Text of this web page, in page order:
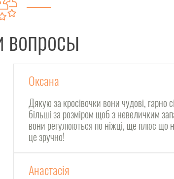
Оксана
Дякую за кросівочки вони чудові, гарно
більші за розміром щоб з невеличким
вони регулюються по ніжці, ще плюс що
це зручно!
Анастасія